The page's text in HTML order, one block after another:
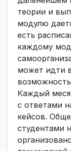
теории и
модулю
есть
каждому
может идти
Каждый
с ответами
кейсов.
студентами